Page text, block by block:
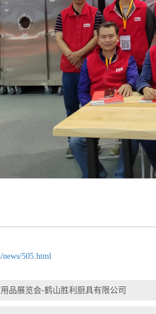
505.html
品展览会-鹤山胜利厨具有限公司